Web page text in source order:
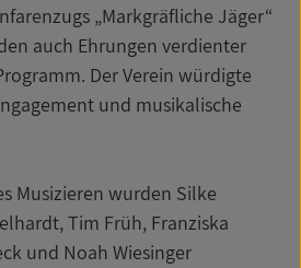
„Markgräfliche Jäger“
auch Ehrungen verdienter
Der Verein würdigte
und musikalische
Musizieren wurden Silke
Tim Früh, Franziska
und Noah Wiesinger